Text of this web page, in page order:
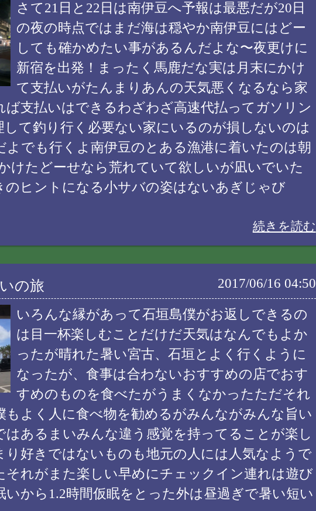
さて21日と22日は南伊豆へ予報は最悪だが20日
の夜の時点ではまだ海は穏やか南伊豆にはどー
しても確かめたい事があるんだよな〜夜更けに
新宿を出発！まったく馬鹿だな実は月末にかけ
て支払いがたんまりあんの天気悪くなるなら家
ば支払いはできるわざわざ高速代払ってガソリン
して釣り行く必要ない家にいるのが損しないのは
よでも行くよ南伊豆のとある漁港に着いたのは朝
けたどーせなら荒れていて欲しいが凪いでいた
のヒントになる小サバの姿はないあぎじゃび
続きを読む
の旅 2017/06/16 04:50
いろんな縁があって石垣島僕がお返しできるの
は目一杯楽しむことだけだ天気はなんでもよか
ったが晴れた暑い宮古、石垣とよく行くように
なったが、食事は合わないおすすめの店でおす
すめのものを食べたがうまくなかったただそれ
もよく人に食べ物を勧めるがみんながみんな旨い
はあるまいみんな違う感覚を持ってることが楽し
り好きではないものも地元の人には人気なようで
それがまた楽しい早めにチェックイン連れは遊び
いから1.2時間仮眠をとった外は昼過ぎで暑い短い